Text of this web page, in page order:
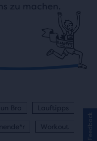
zu machen.
Bra Lauftipps
Workout Feedback